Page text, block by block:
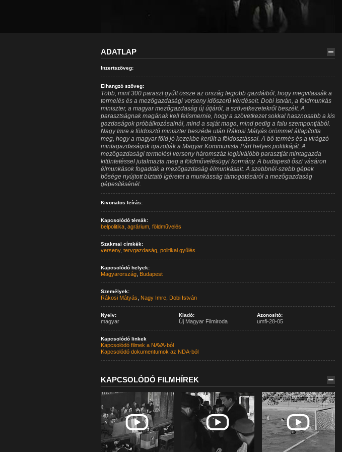
ADATLAP
Inzertszöveg:
Elhangzó szöveg:
Több, mint 300 paraszt gyűlt össze az ország legjobb gazdáiból, hogy megvitassák a
termelés és a mezőgazdasági verseny időszerű kérdéseit. Dobi István, a földmunkás
miniszter, a magyar mezőgazdaság új útjáról, a szövetkezetekről beszélt. A
parasztságnak magának kell felismernie, hogy a szövetkezet sokkal hasznosabb a kis
gazdaságok próbálkozásainál, mind a saját maga, mind pedig a falu szempontjából.
Nagy Imre a földosztó miniszter beszéde után Rákosi Mátyás örömmel állapította
meg, hogy a magyar föld jó kezekbe került a földosztással. A bő termés és a virágzó
mintagazdaságok igazolják a Magyar Kommunista Párt helyes politikáját. A
mezőgazdasági termelési verseny háromszáz legkiválóbb parasztját mintagazda
kitüntetéssel jutalmazta meg a földművelésügyi kormány. A budapesti őszi vásáron
élmunkások fogadták a mezőgazdaság élmunkásait. A szebbnél-szebb gépek
bősége nyújtott bíztató ígéretet a munkásság támogatásáról a mezőgazdaság
gépesítésénél.
Kivonatos leírás:
Kapcsolódó témák:
belpolitika, agrárium, földművelés
Szakmai címkék:
verseny, tervgazdaság, politikai gyűlés
Kapcsolódó helyek:
Magyarország, Budapest
Személyek:
Rákosi Mátyás Nagy Imre, Dobi István
Nyelv:
magyar
Kiadó:
Új Magyar Filmiroda
Azonosító:
umfi-28-05
Kapcsolódó linkek
Kapcsolódó filmek a NAVA-ból
Kapcsolódó dokumentumok az NDA-ból
KAPCSOLÓDÓ FILMHÍREK